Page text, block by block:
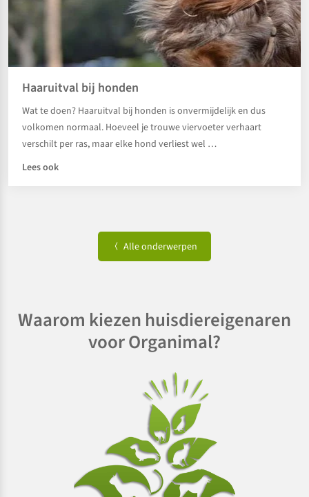
Haaruitval bij honden
Wat te doen? Haaruitval bij honden is onvermijdelijk en dus
volkomen normaal. Hoeveel je trouwe viervoeter verhaart
verschilt per ras, maar elke hond verliest wel …
Lees ook
Alle onderwerpen
Waarom kiezen huisdiereigenaren
voor Organimal?